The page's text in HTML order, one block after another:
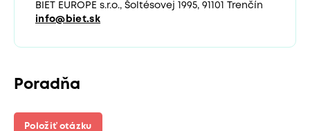
BIET EUROPE s.r.o., Šoltésovej 1995, 91101 Trenčín
info@biet.sk
Poradňa
Položiť otázku